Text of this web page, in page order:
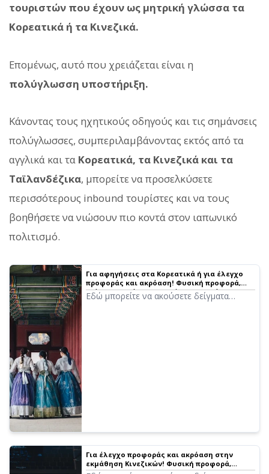
τουριστών που έχουν ως μητρική γλώσσα τα
Κορεατικά ή τα Κινεζικά.
Επομένως, αυτό που χρειάζεται είναι η
πολύγλωσση υποστήριξη.
Κάνοντας τους ηχητικούς οδηγούς και τις σημάνσεις
πολύγλωσσες, συμπεριλαμβάνοντας εκτός από τα
αγγλικά και τα Κορεατικά, τα Κινεζικά και τα
Ταϊλανδέζικα, μπορείτε να προσελκύσετε
περισσότερους inbound τουρίστες και να τους
βοηθήσετε να νιώσουν πιο κοντά στον ιαπωνικό
πολιτισμό.
Για αφηγήσεις στα Κορεατικά ή για έλεγχο
προφοράς και ακρόαση! Φυσική προφορά,
δείγματα από 14 ομιλητές (γυναικείες και
ανδρικές φωνές)
Εδώ μπορείτε να ακούσετε δείγματα
Για έλεγχο προφοράς και ακρόαση στην
εκμάθηση Κινεζικών! Φυσική προφορά,